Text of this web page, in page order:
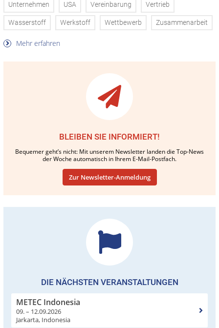
Unternehmen USA Vereinbarung Vertrieb
Wasserstoff Werkstoff Wettbewerb Zusammenarbeit
Mehr erfahren
BLEIBEN SIE INFORMIERT!
Bequemer geht’s nicht: Mit unserem Newsletter landen die Top-News
der Woche automatisch in Ihrem E-Mail-Postfach.
Zur Newsletter-Anmeldung
DIE NÄCHSTEN VERANSTALTUNGEN
METEC Indonesia
09. – 12.09.2026
Jarkarta, Indonesia